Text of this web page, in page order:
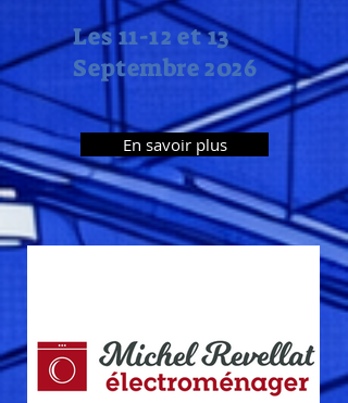
Les 11-12 et 13
Septembre 2026
En savoir plus